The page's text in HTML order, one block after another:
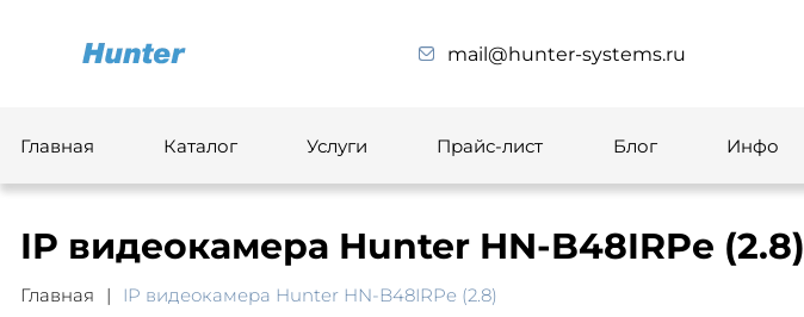
mail@hunter-systems.ru
Главная Каталог Услуги Прайс-лист Блог Инфо
IP видеокамера Hunter HN-B48IRPe (2.8)
Главная IP видеокамера Hunter HN-B48IRPe (2.8)